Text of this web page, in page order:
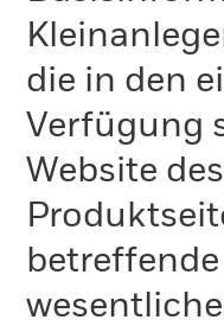
die in den
Verfügung
Website